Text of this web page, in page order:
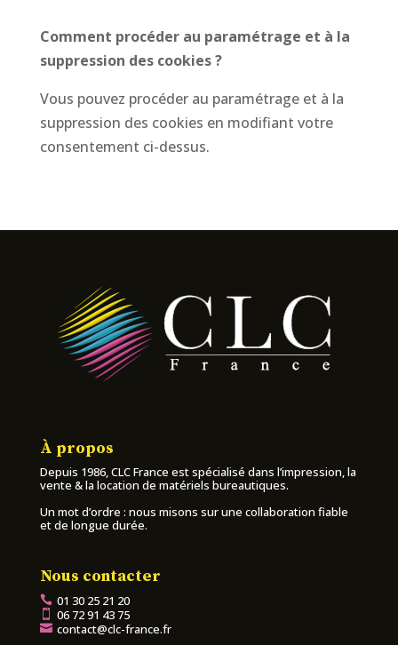
Comment procéder au paramétrage et à la
suppression des cookies ?
Vous pouvez procéder au paramétrage et à la
suppression des cookies en modifiant votre
consentement ci-dessus.
À propos
Depuis 1986, CLC France est spécialisé dans l’impression, la
vente & la location de matériels bureautiques.
Un mot d’ordre : nous misons sur une collaboration fiable
et de longue durée.
Nous contacter
01 30 25 21 20
06 72 91 43 75
contact@clc-france.fr